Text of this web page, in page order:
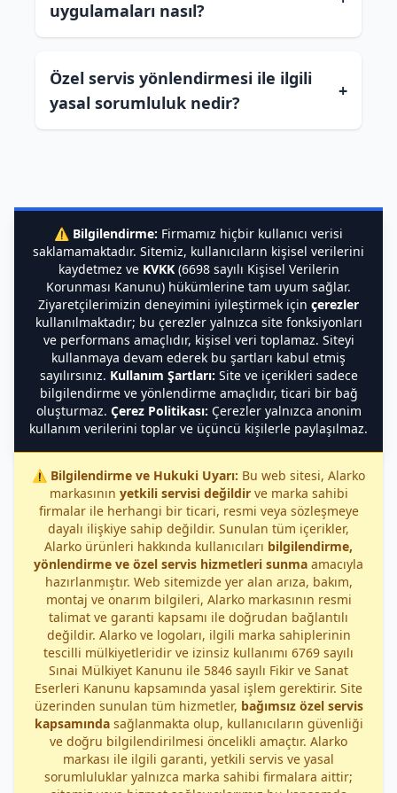
uygulamaları nasıl?
Özel servis yönlendirmesi ile ilgili
yasal sorumluluk nedir?
+
⚠️ Bilgilendirme: Firmamız hiçbir kullanıcı verisi
saklamamaktadır. Sitemiz, kullanıcıların kişisel verilerini
kaydetmez ve KVKK(6698 sayılı Kişisel Verilerin
Korunması Kanunu) hükümlerine tam uyum sağlar.
Ziyaretçilerimizin deneyimini iyileştirmek için çerezler
kullanılmaktadır; bu çerezler yalnızca site fonksiyonları
ve performans amaçlıdır, kişisel veri toplamaz. Siteyi
kullanmaya devam ederek bu şartları kabul etmiş
sayılırsınız. Kullanım Şartları: Site ve içerikleri sadece
bilgilendirme ve yönlendirme amaçlıdır, ticari bir bağ
oluşturmaz. Çerez Politikası: Çerezler yalnızca anonim
kullanım verilerini toplar ve üçüncü kişilerle paylaşılmaz.
⚠️ Bilgilendirme ve Hukuki Uyarı: Bu web sitesi, Alarko
markasının yetkili servisi değildirve marka sahibi
firmalar ile herhangi bir ticari, resmi veya sözleşmeye
dayalı ilişkiye sahip değildir. Sunulan tüm içerikler,
Alarko ürünleri hakkında kullanıcıları bilgilendirme,
yönlendirme ve özel servis hizmetleri sunma amacıyla
hazırlanmıştır. Web sitemizde yer alan arıza, bakım,
montaj ve onarım bilgileri, Alarko markasının resmi
talimat ve garanti kapsamı ile doğrudan bağlantılı
değildir. Alarko ve logoları, ilgili marka sahiplerinin
tescilli mülkiyetleridir ve izinsiz kullanımı 6769 sayılı
Sınai Mülkiyet Kanunu ile 5846 sayılı Fikir ve Sanat
Eserleri Kanunu kapsamında yasal işlem gerektirir. Site
üzerinden sunulan tüm hizmetler, bağımsız özel servis
kapsamındasağlanmakta olup, kullanıcıların güvenliği
ve doğru bilgilendirilmesi öncelikli amaçtır. Alarko
markası ile ilgili garanti, yetkili servis ve yasal
sorumluluklar yalnızca marka sahibi firmalara aittir;